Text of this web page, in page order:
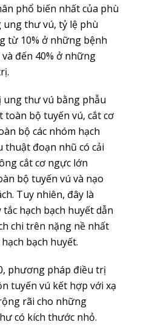
phổ biến nhất của phù
ung thư vú, tỷ lệ phù
từ 10% ở những bệnh
đến 40% ở những
thư vú bằng phẫu
toàn bộ tuyến vú, cắt cơ
bộ các nhóm hạch
thuật đoạn nhũ có cải
cắt cơ ngực lớn
bộ tuyến vú và nạo
Tuy nhiên, đây là
hạch bạch huyết dẫn
chi trên nặng nề nhất
bạch huyết.
phương pháp điều trị
tuyến vú kết hợp với xạ
rãi cho những
có kích thước nhỏ.